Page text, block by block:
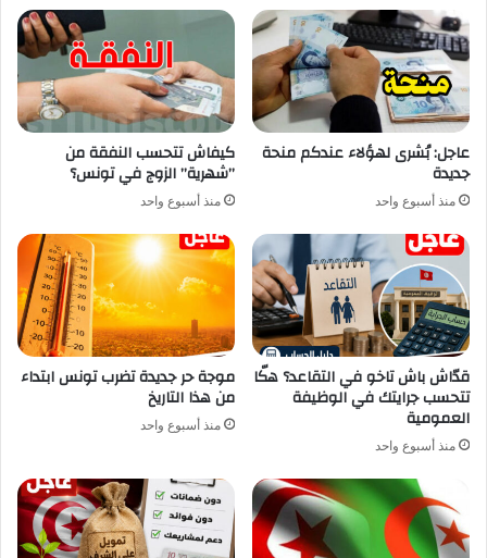
عاجل: بُشرى لهؤلاء عندكم منحة
جديدة
منذ أسبوع واحد
كيفاش تتحسب النفقة من
”شهرية” الزوج في تونس؟
منذ أسبوع واحد
قدّاش باش تاخو في التقاعد؟ هكّا
تتحسب جرايتك في الوظيفة
العمومية
منذ أسبوع واحد
موجة حر جديدة تضرب تونس ابتداء
من هذا التاريخ
منذ أسبوع واحد